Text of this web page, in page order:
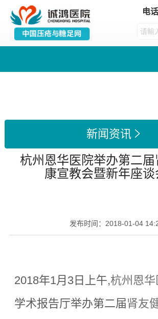
电
新闻资讯 
杭州恩华医院举办第二届
康宣教会暨新年座谈
发布时间： 2018-01-04
2018年1月3日上午,杭州恩华
学术报告厅举办第二届肾友